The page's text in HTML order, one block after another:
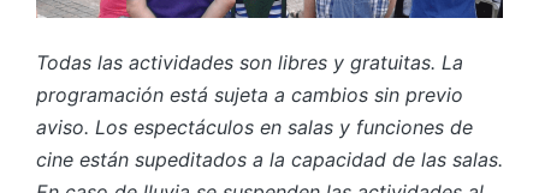
Todas las actividades son libres y gratuitas. La
programación está sujeta a cambios sin previo
aviso. Los espectáculos en salas y funciones de
cine están supeditados a la capacidad de las salas.